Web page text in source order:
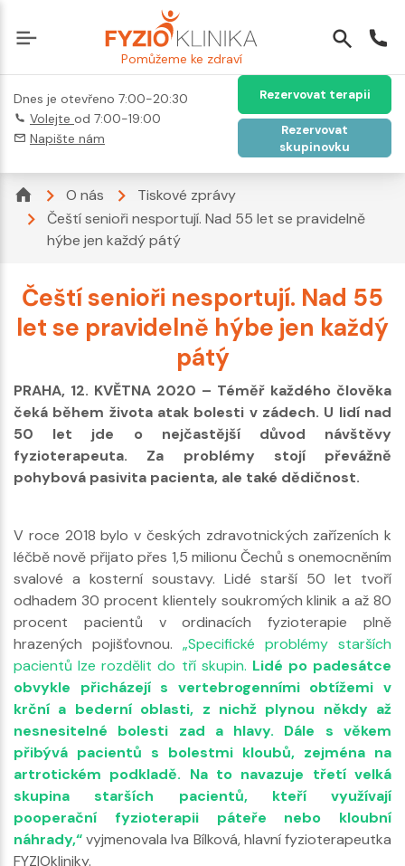
Pomůžeme ke zdraví
Dnes je otevřeno 7:00-20:30
Volejte od 7:00-19:00
Napište nám
Rezervovat terapii
Rezervovat
skupinovku
O nás
Tiskové zprávy
Čeští senioři nesportují. Nad 55 let se pravidelně
hýbe jen každý pátý
Čeští senioři nesportují. Nad 55
let se pravidelně hýbe jen každý
pátý
PRAHA, 12. KVĚTNA 2020 – Téměř každého člověka
čeká během života atak bolesti v zádech. U lidí nad
50 let jde o nejčastější důvod návštěvy
fyzioterapeuta. Za problémy stojí převážně
pohybová pasivita pacienta, ale také dědičnost.
V roce 2018 bylo v českých zdravotnických zařízeních k
léčbě nově přijato přes 1,5 milionu Čechů s onemocněním
svalové a kosterní soustavy. Lidé starší 50 let tvoří
odhadem 30 procent klientely soukromých klinik a až 80
procent pacientů v ordinacích fyzioterapie plně
hrazených pojišťovnou. „Specifické problémy starších
pacientů lze rozdělit do tří skupin. Lidé po padesátce
obvykle přicházejí s vertebrogenními obtížemi v
krční a bederní oblasti, z nichž plynou někdy až
nesnesitelné bolesti zad a hlavy. Dále s věkem
přibývá pacientů s bolestmi kloubů, zejména na
artrotickém podkladě. Na to navazuje třetí velká
skupina starších pacientů, kteří využívají
pooperační fyzioterapii páteře nebo kloubní
náhrady,“vyjmenovala Iva Bílková, hlavní fyzioterapeutka
FYZIOkliniky.